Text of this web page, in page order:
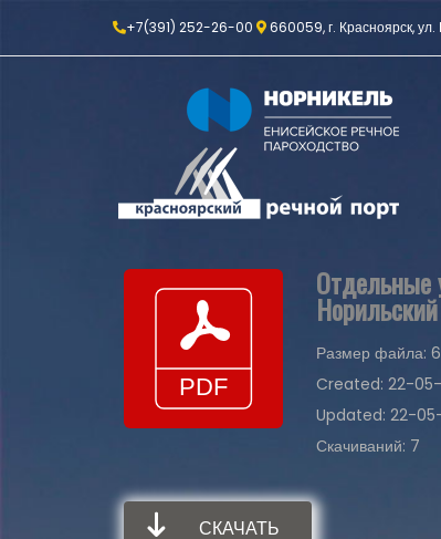
+7(391) 252-26-00 660059, г. Красноярск,
Отдельные
Размер файла:
Created: 22-
Updated: 22-
Скачиваний: 7
СКАЧАТЬ